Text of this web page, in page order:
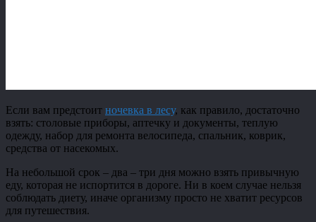
Если вам предстоит ночевка в лесу, как правило, достаточно
взять: столовые приборы, аптечку и документы, теплую
одежду, набор для ремонта велосипеда, спальник, коврик,
средства от насекомых.
На небольшой срок – два – три дня можно взять привычную
еду, которая не испортится в дороге. Ни в коем случае нельзя
соблюдать диету, иначе организму просто не хватит ресурсов
для путешествия.